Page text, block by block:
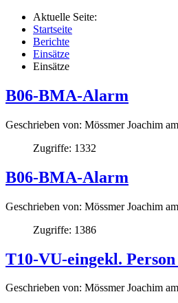
Aktuelle Seite:
Startseite
Berichte
Einsätze
Einsätze
B06-BMA-Alarm
Geschrieben von: Mössmer Joachim am
Zugriffe: 1332
B06-BMA-Alarm
Geschrieben von: Mössmer Joachim am
Zugriffe: 1386
T10-VU-eingekl.
Geschrieben von: Mössmer Joachim am